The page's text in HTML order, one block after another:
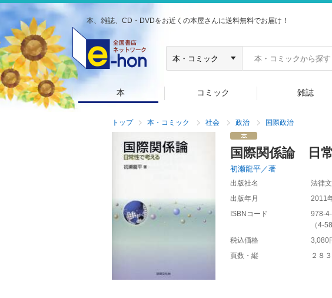
本、雑誌、CD・DVDをお近くの本屋さんに送料無料でお届け！
本 コミック 雑誌
トップ 本・コミック 社会 政治 国際政治
国際関係論 日
初瀬龍平／著
出版社名
法律
出版年月
2011
ISBNコード
978-
（4-
税込価格
3,080
頁数・縦
２８